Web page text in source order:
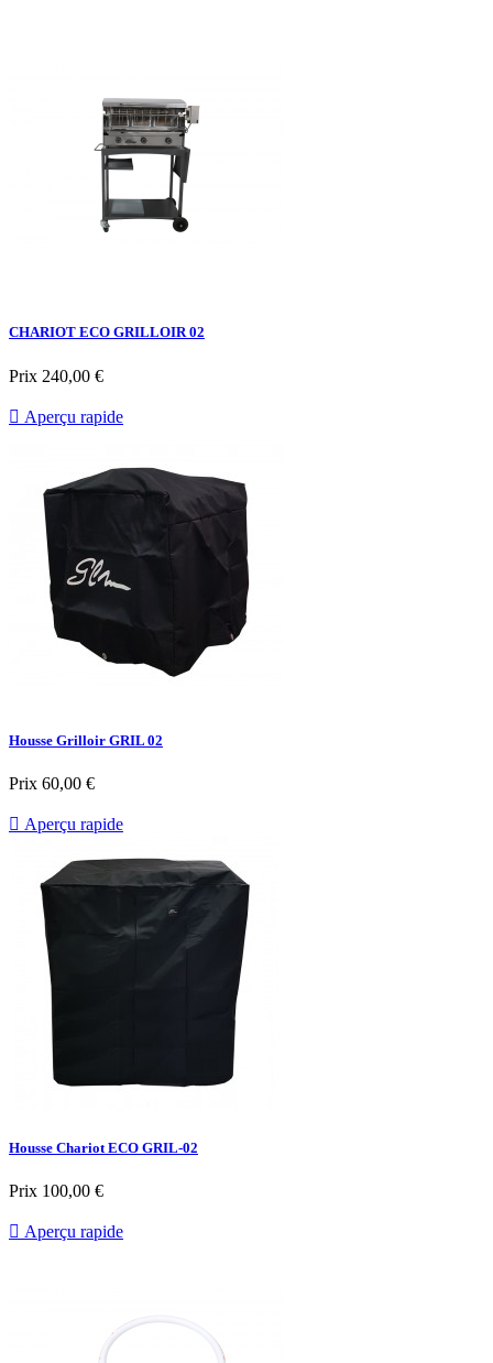
CHARIOT ECO GRILLOIR 02
Prix 240,00 €
 Aperçu rapide
Housse Grilloir GRIL 02
Prix 60,00 €
 Aperçu rapide
Housse Chariot ECO GRIL-02
Prix 100,00 €
 Aperçu rapide